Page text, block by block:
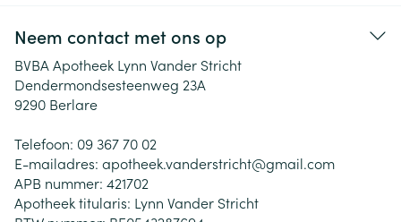
Neem contact met ons op
BVBA Apotheek Lynn Vander Stricht
Dendermondsesteenweg 23A
9290 Berlare
Telefoon: 09 367 70 02
E-mailadres: apotheek.vanderstricht@gmail.com
APB nummer: 421702
Apotheek titularis: Lynn Vander Stricht